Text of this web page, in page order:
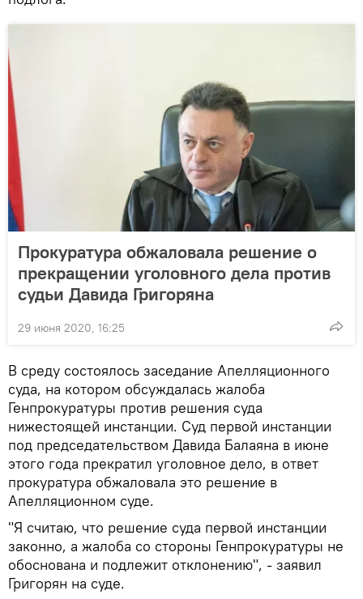
Прокуратура обжаловала решение о
прекращении уголовного дела против
судьи Давида Григоряна
29 июня 2020, 16:25
В среду состоялось заседание Апелляционного
суда, на котором обсуждалась жалоба
Генпрокуратуры против решения суда
нижестоящей инстанции. Суд первой инстанции
под председательством Давида Балаяна в июне
этого года прекратил уголовное дело, в ответ
прокуратура обжаловала это решение в
Апелляционном суде.
"Я считаю, что решение суда первой инстанции
законно, а жалоба со стороны Генпрокуратуры не
обоснована и подлежит отклонению", - заявил
Григорян на суде.